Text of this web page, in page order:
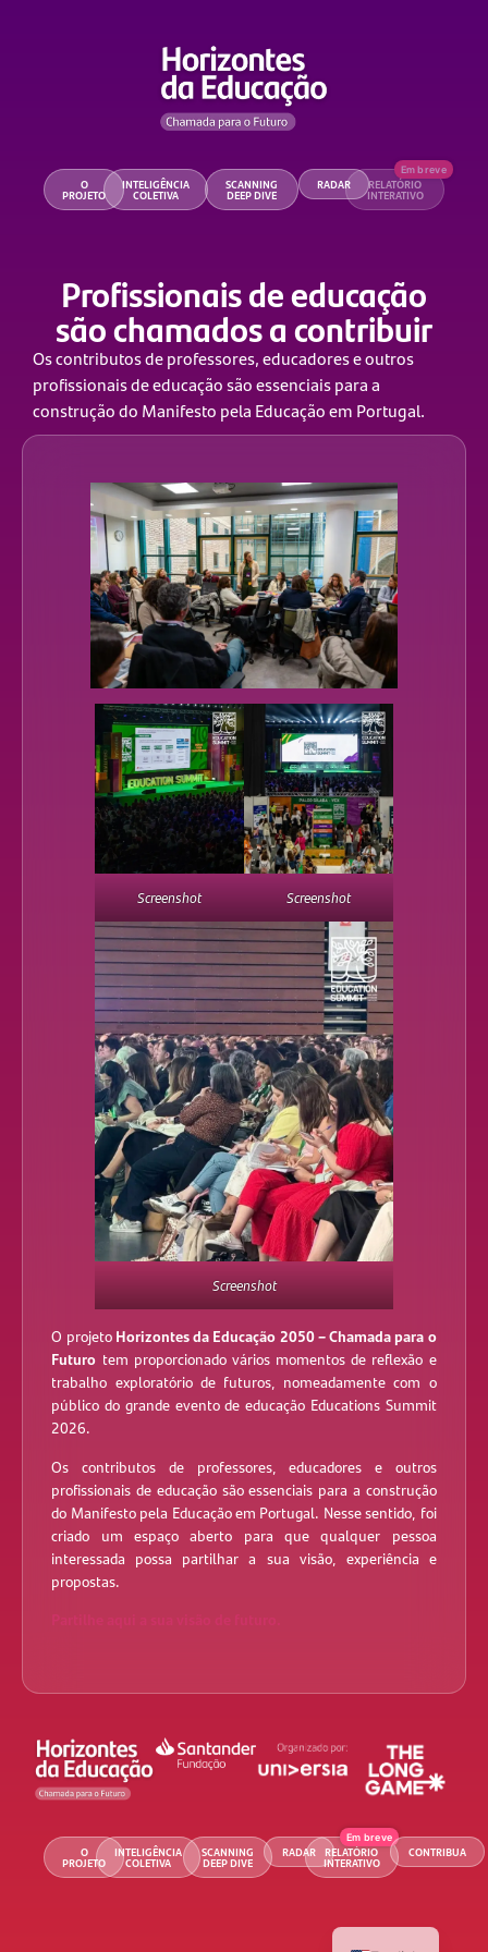
O
PROJETO
INTELIGÊNCIA
COLETIVA
SCANNING
DEEP DIVE
RADAR RELATÓRIO
INTERATIVO
Profissionais de educação
são chamados a contribuir
Os contributos de professores, educadores e outros
profissionais de educação são essenciais para a
construção do Manifesto pela Educação em Portugal.
Screenshot Screenshot
Screenshot
O projeto Horizontes da Educação 2050 – Chamada para o
Futuro tem proporcionado vários momentos de reflexão e
trabalho exploratório de futuros, nomeadamente com o
público do grande evento de educação Educations Summit
2026.
Os contributos de professores, educadores e outros
profissionais de educação são essenciais para a construção
do Manifesto pela Educação em Portugal. Nesse sentido, foi
criado um espaço aberto para que qualquer pessoa
interessada possa partilhar a sua visão, experiência e
propostas.
O
PROJETO
INTELIGÊNCIA
COLETIVA
SCANNING
DEEP DIVE
RADAR RELATÓRIO
INTERATIVO
CONTRIBUA